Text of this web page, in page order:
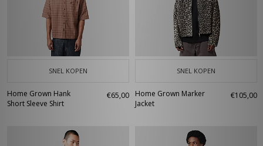
SNEL KOPEN
Home Grown Hank
Short Sleeve Shirt
€65,00
SNEL KOPEN
Home Grown Marker
Jacket
€105,00